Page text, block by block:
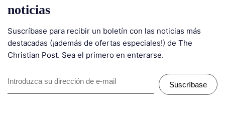
noticias
Suscríbase para recibir un boletín con las noticias más
destacadas (¡además de ofertas especiales!) de The
Christian Post. Sea el primero en enterarse.
Suscríbase